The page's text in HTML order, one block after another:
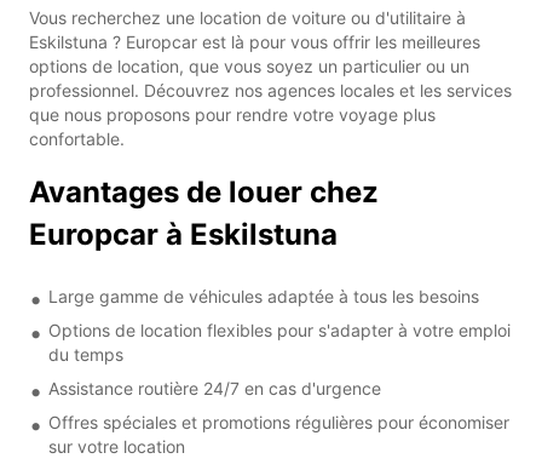
Vous recherchez une location de voiture ou d'utilitaire à
Eskilstuna ? Europcar est là pour vous offrir les meilleures
options de location, que vous soyez un particulier ou un
professionnel. Découvrez nos agences locales et les services
que nous proposons pour rendre votre voyage plus
confortable.
Avantages de louer chez
Europcar à Eskilstuna
Large gamme de véhicules adaptée à tous les besoins
Options de location flexibles pour s'adapter à votre emploi
du temps
Assistance routière 24/7 en cas d'urgence
Offres spéciales et promotions régulières pour économiser
sur votre location